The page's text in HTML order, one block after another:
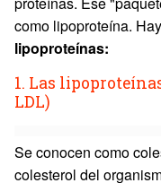
como lipoproteína.
lipoproteínas:
1. Las
LDL)
Se conocen como
colesterol del